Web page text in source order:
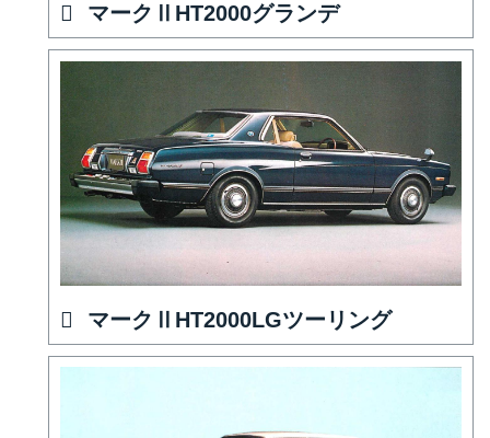
マークⅡHT2000グランデ
マークⅡHT2000LGツーリング